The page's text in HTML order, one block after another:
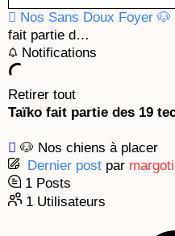
m
Nos Sans Doux Foyer 🐶
fait partie d…
Notifications
Retirer tout
Taïko fait partie des 19
🐶 Nos chiens à placer
Dernier post par
1 Posts
1 Utilisateurs